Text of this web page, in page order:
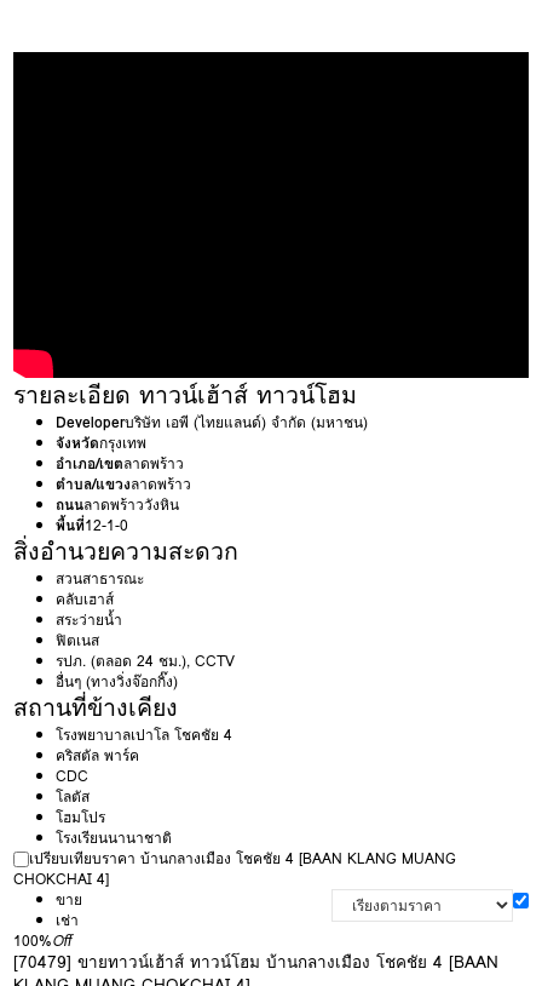
รายละเอียด ทาวน์เฮ้าส์ ทาวน์โฮม
Developerบริษัท เอพี (ไทยแลนด์) จำกัด (มหาชน)
จังหวัดกรุงเทพ
อำเภอ/เขตลาดพร้าว
ตำบล/แขวงลาดพร้าว
ถนนลาดพร้าววังหิน
พื้นที่12-1-0
สิ่งอำนวยความสะดวก
สวนสาธารณะ
คลับเฮาส์
สระว่ายน้ำ
ฟิตเนส
รปภ. (ตลอด 24 ชม.), CCTV
อื่นๆ (ทางวิ่งจ๊อกกิ๊ง)
สถานที่ข้างเคียง
โรงพยาบาลเปาโล โชคชัย 4
คริสตัล พาร์ค
CDC
โลตัส
โฮมโปร
โรงเรียนนานาชาติ
เปรียบเทียบราคา บ้านกลางเมือง โชคชัย 4 [BAAN KLANG MUANG
CHOKCHAI 4]
ขาย
เช่า
100%Off
[70479] ขายทาวน์เฮ้าส์ ทาวน์โฮม บ้านกลางเมือง โชคชัย 4 [BAAN